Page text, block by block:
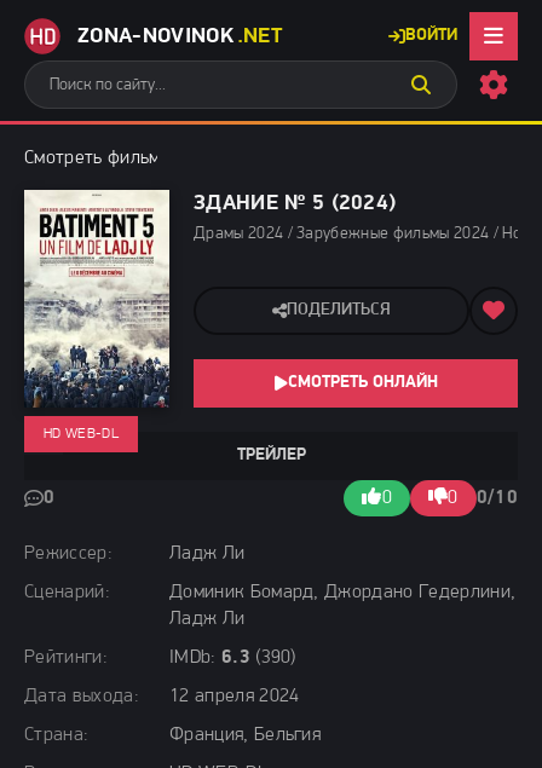
ZONA-NOVINOK .NET ВОЙТИ
Смотреть фильмы бесплатно
ЗДАНИЕ № 5 (2024)
Драмы 2024 / Зарубежные фильмы 2024 /
Режиссер:
Ладж Ли
Сценарий:
Доминик Бомард, Джордано Гедерлини,
Ладж Ли
Рейтинги:
IMDb: 6.3 (390)
Дата выхода:
12 апреля 2024
Страна:
Франция, Бельгия
ТРЕЙЛЕР
0 0 0 0/10
HD WEB-DL
ПОДЕЛИТЬСЯ
СМОТРЕТЬ ОНЛАЙН